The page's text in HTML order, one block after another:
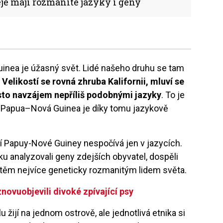
je úžasný svět. Lidé našeho druhu se tam
Velikostí se rovná zhruba Kalifornii, mluví se
navzájem nepříliš podobnými jazyky. To je
Guinea je díky tomu jazykově
Nové Guiney nespočívá jen v jazycích.
analyzovali geny zdejších obyvatel, dospěli
nejvíce geneticky rozmanitým lidem světa.
divoké zpívající psy
žijí na jednom ostrově, ale jednotlivá etnika si